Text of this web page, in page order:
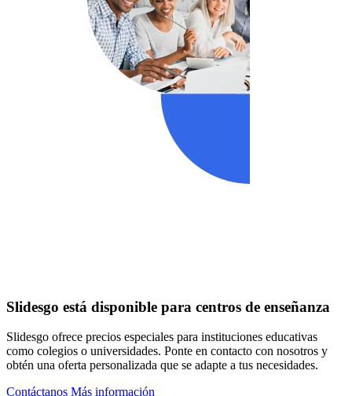
Slidesgo está disponible para centros de enseñanza
Slidesgo ofrece precios especiales para instituciones educativas
como colegios o universidades. Ponte en contacto con nosotros y
obtén una oferta personalizada que se adapte a tus necesidades.
Contáctanos Más información